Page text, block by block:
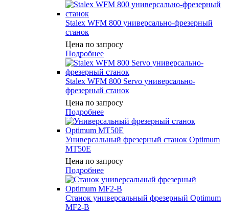
Stalex WFM 800 универсально-фрезерный
станок
Цена по запросу
Подробнее
Stalex WFM 800 Servo универсально-
фрезерный станок
Цена по запросу
Подробнее
Универсальный фрезерный станок Optimum
МТ50E
Цена по запросу
Подробнее
Станок универсальный фрезерный Optimum
MF2-B